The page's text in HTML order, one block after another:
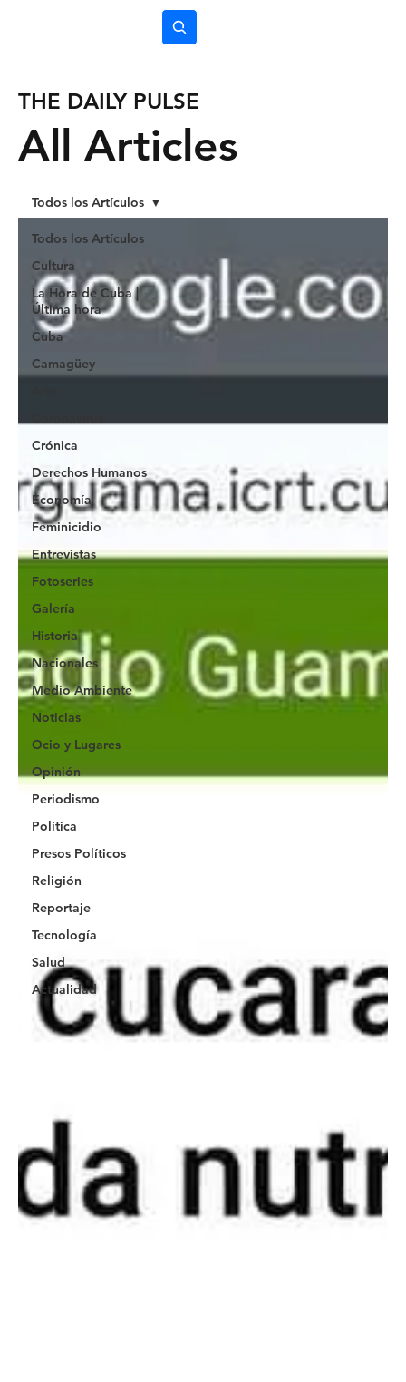
All Articles
THE DAILY PULSE
Todos los Artículos
Cultura
La Hora de Cuba |
Última hora
Cuba
Camagüey
Crónica
Derechos Humanos
Economía
Feminicidio
Entrevistas
Fotoseries
Galería
Historia
Nacionales
Medio Ambiente
Noticias
Ocio y Lugares
Opinión
Periodismo
Política
Presos Políticos
Religión
Reportaje
Tecnología
Salud
Actualidad
Todos los Artículos